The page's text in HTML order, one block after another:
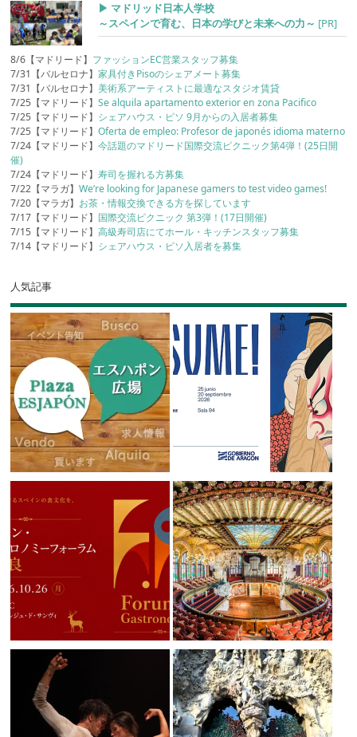
▶︎ マドリッド日本人学校
～スペインで育む、日本の学びと未来への力～ [PR]
8/6【マドリード】 ファッションEC営業スタッフ募集
7/31【バルセロナ】家具付きPisoのシェアメート募集
7/31【バルセロナ】美術系アーティストに最適なスタジオ賃貸
7/25【マドリード】Se alquila apartamento exterior en zona Pacifico
7/25【マドリード】 シェアハウス・ピソ 9月からの入居者募集
7/25【マドリード】Oferta de empleo: Profesor de japonés idioma materno
7/24【マドリード】今話題のマドリード国際交流ピクニック第4弾！(25日開
催)
7/24【マドリード】寿司を握れる方募集
7/22【マラガ】We’re looking for Japanese gamers to test video games!
7/20【マラガ】 お茶・情報交換できる方を探しています
7/17【マドリード】 国際交流ピクニック 第3弾！(17日開催)
7/15【マドリード】高級寿司店にてホール・キッチンスタッフ募集
7/14【マドリード】 シェアハウス・ピソ入居者を募集
人気記事